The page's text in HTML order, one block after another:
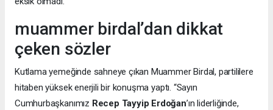
muammer birdal’dan dikkat
çeken sözler
Kutlama yemeğinde sahneye çıkan Muammer Birdal, partililere
hitaben yüksek enerjili bir konuşma yaptı. “Sayın
Cumhurbaşkanımız Recep Tayyip Erdoğan’ın liderliğinde,